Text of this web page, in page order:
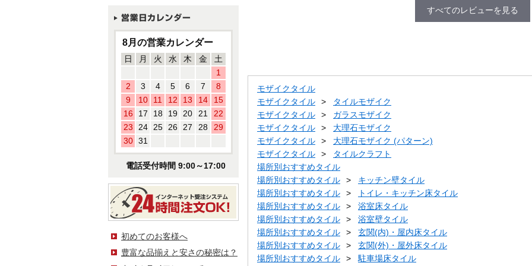
8月の営業カレンダー
日 月 火 水 木 金
土
1
2
3 4 5 6 7
8
9
10 11 12 13 14
15
16
17 18 19 20 21
22
23
24 25 26 27 28
29
30 31
電話受付時間 9:00～17:00
初めてのお客様へ
豊富な品揃えと安さの秘密は？
すべてのレビューを見る
モザイクタイル
モザイクタイル
タイルモザイク
モザイクタイル
ガラスモザイク
モザイクタイル
大理石モザイク
モザイクタイル
大理石モザイク (パターン)
モザイクタイル
タイルクラフト
場所別おすすめタイル
場所別おすすめタイル
キッチン壁タイル
場所別おすすめタイル
トイレ・キッチン床タイル
場所別おすすめタイル
浴室床タイル
場所別おすすめタイル
浴室壁タイル
場所別おすすめタイル
玄関(内)・屋内床タイル
場所別おすすめタイル
玄関(外)・屋外床タイル
場所別おすすめタイル
駐車場床タイル